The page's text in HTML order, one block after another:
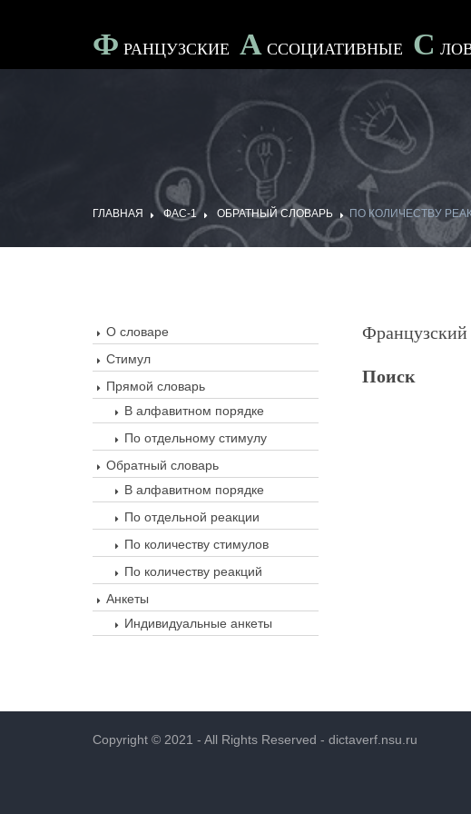
ФРанцузские АСсоциативные С
ГЛАВНАЯ ФАС-1 ОБРАТНЫЙ СЛОВАРЬ ПО КОЛИЧЕСТВУ
О словаре
Стимул
Прямой словарь
В алфавитном порядке
По отдельному стимулу
Обратный словарь
В алфавитном порядке
По отдельной реакции
По количеству стимулов
По количеству реакций
Анкеты
Индивидуальные анкеты
Поиск
Copyright © 2021 - All Rights Reserved - dictaverf.nsu.ru